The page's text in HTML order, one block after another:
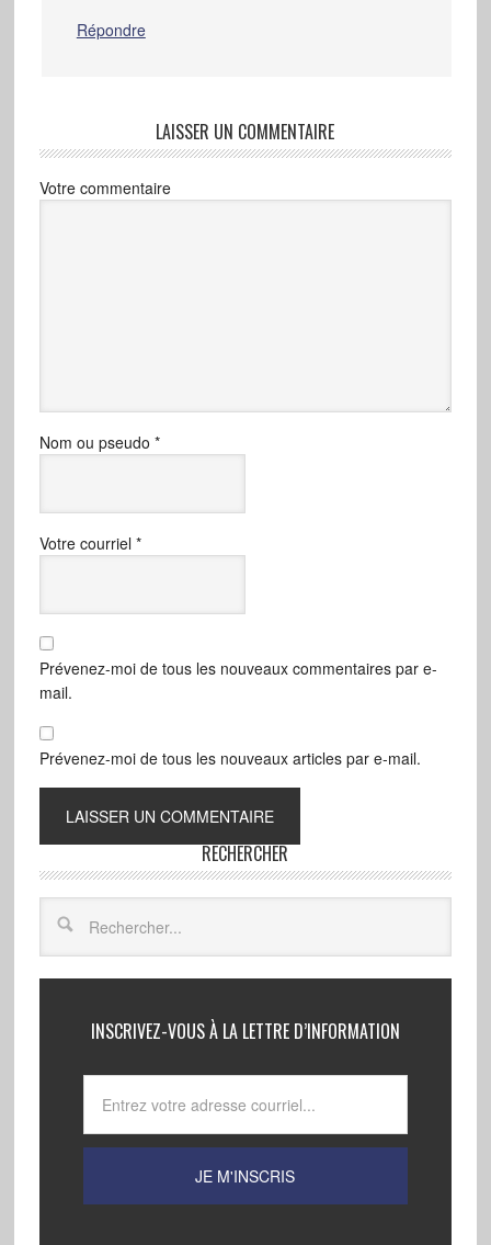
Répondre
LAISSER UN COMMENTAIRE
Votre commentaire
Nom ou pseudo *
Votre courriel *
Prévenez-moi de tous les nouveaux commentaires par e-
mail.
Prévenez-moi de tous les nouveaux articles par e-mail.
RECHERCHER
INSCRIVEZ-VOUS À LA LETTRE D’INFORMATION